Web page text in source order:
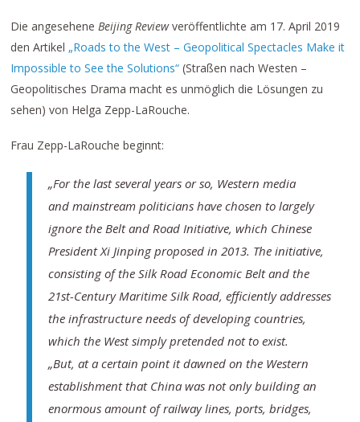
Die angeseheneBeijing Reviewveröffentlichte am 17. April 2019
den Artikel „Roads to the West – Geopolitical Spectacles Make it
Impossible to See the Solutions“ (Straßen nach Westen –
Geopolitisches Drama macht es unmöglich die Lösungen zu
sehen) von Helga Zepp-LaRouche.
Frau Zepp-LaRouche beginnt:
„For the last several years or so, Western media
and mainstream politicians have chosen to largely
ignore the Belt and Road Initiative, which Chinese
President Xi Jinping proposed in 2013. The initiative,
consisting of the Silk Road Economic Belt and the
21st-Century Maritime Silk Road, efficiently addresses
the infrastructure needs of developing countries,
which the West simply pretended not to exist.
„But, at a certain point it dawned on the Western
establishment that China was not only building an
enormous amount of railway lines, ports, bridges,